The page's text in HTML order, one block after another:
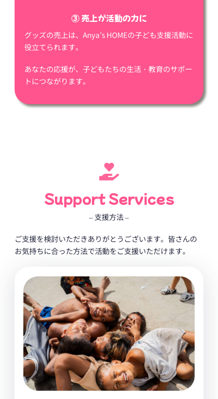
③ 売上が活動の力に
グッズの売上は、Anya’s HOMEの子ども支援活動に
役立てられます。
あなたの応援が、子どもたちの生活・教育のサポー
トにつながります。
Support Services
– 支援方法 –
ご支援を検討いただきありがとうございます。皆さんの
お気持ちに合った方法で活動をご支援いただけます。